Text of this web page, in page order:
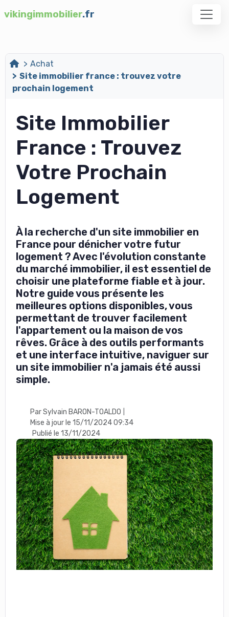
vikingimmobilier.fr
Achat
Site immobilier france : trouvez votre
prochain logement
Site Immobilier
France : Trouvez
Votre Prochain
Logement
À la recherche d'un site immobilier en
France pour dénicher votre futur
logement ? Avec l'évolution constante
du marché immobilier, il est essentiel de
choisir une plateforme fiable et à jour.
Notre guide vous présente les
meilleures options disponibles, vous
permettant de trouver facilement
l'appartement ou la maison de vos
rêves. Grâce à des outils performants
et une interface intuitive, naviguer sur
un site immobilier n'a jamais été aussi
simple.
Par Sylvain BARON-TOALDO
Mise à jour le 15/11/2024 09:34
Publié le 13/11/2024